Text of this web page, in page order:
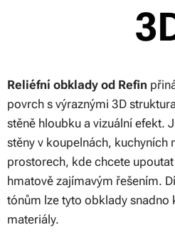
Reliéfní obklady od Refin
povrch s výraznými 3D
stěně hloubku a vizuální efekt.
stěny v koupelnách, kuchyních
prostorech, kde chcete
hmatově zajímavým řešením.
tónům lze tyto obklady snadno
materiály.